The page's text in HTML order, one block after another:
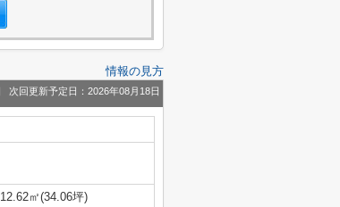
情報の見方
次回更新予定日：2026年08月18日
㎡(34.06坪)